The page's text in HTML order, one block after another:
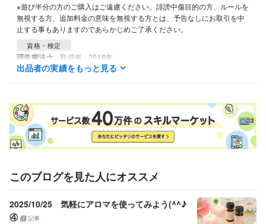
※遊び半分の方のご購入はご遠慮ください。誹謗中傷目的の方、ルールを
無視する方、追加料金の意味を無視する方とは、予告なしにお取引を中
止する事もありますのであらかじめご了承ください。
資格・検定
理学療法士 取得年 : 2018年
福祉住環境コーディネーター2級
メディカルアロマインストラクター
実習生指導者講習会受講済み 取得年 : 2022年
高齢者入浴アドバイザー 取得年 : 2022年
得意分野
学習指導・資格・キャリア相談
医療・福祉・ケア系、運動系、学習
医療・福祉系、学習面
出品者の実績をもっと見る
このブログを見た人にオススメ
2025/10/25 気軽にアロマを使ってみよう(^^♪
④
記事